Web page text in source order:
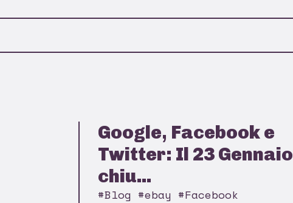
Google, Facebook e
Twitter: Il 23 Gennaio
chiu...
#Blog #ebay #Facebook